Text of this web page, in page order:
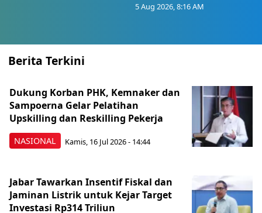
5 Aug 2026, 8:16 AM
Berita Terkini
NASIONAL
Dukung Korban PHK, Kemnaker dan
Sampoerna Gelar Pelatihan
Upskilling dan Reskilling Pekerja
Kamis, 16 Jul 2026 - 14:44
Jabar Tawarkan Insentif Fiskal dan
Jaminan Listrik untuk Kejar Target
Investasi Rp314 Triliun